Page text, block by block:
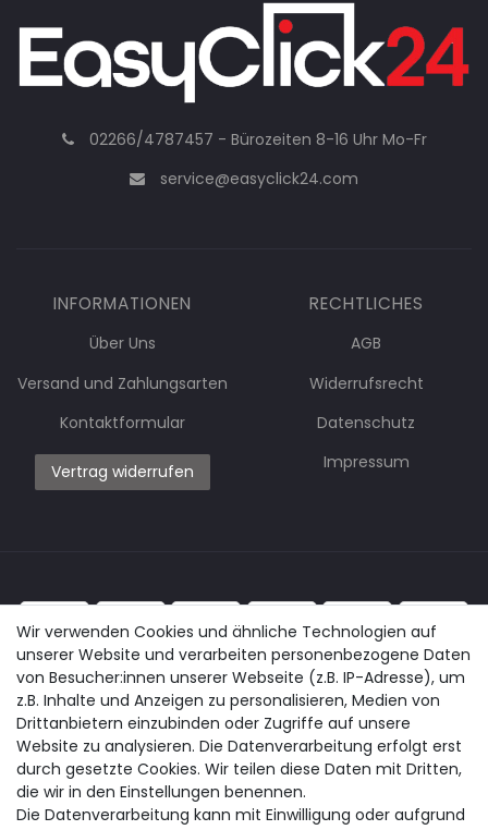
02266/4787457 - Bürozeiten 8-16 Uhr Mo-Fr
service@easyclick24.com
INFORMATIONEN
Über Uns
Versand und Zahlungsarten
Kontaktformular
Vertrag widerrufen
RECHTLICHES
AGB
Widerrufsrecht
Datenschutz
Impressum
Wir verwenden Cookies und ähnliche Technologien auf
unserer Website und verarbeiten personenbezogene Daten
von Besucher:innen unserer Webseite (z.B. IP-Adresse), um
z.B. Inhalte und Anzeigen zu personalisieren, Medien von
Drittanbietern einzubinden oder Zugriffe auf unsere
Website zu analysieren. Die Datenverarbeitung erfolgt erst
durch gesetzte Cookies. Wir teilen diese Daten mit Dritten,
die wir in den Einstellungen benennen.
Die Datenverarbeitung kann mit Einwilligung oder aufgrund